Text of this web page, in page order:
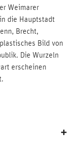
Weimarer
die Hauptstadt
Brecht,
Bild von
Die Wurzeln
erscheinen